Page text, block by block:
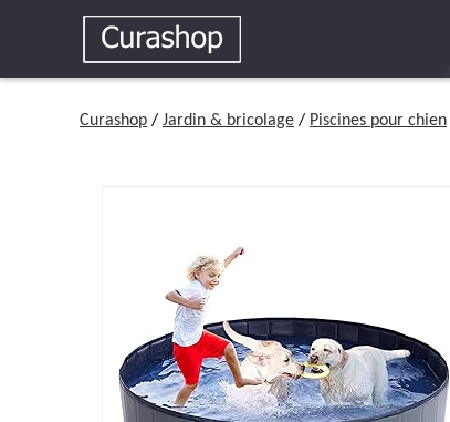
Curashop / Jardin & bricolage / Piscines pour chien